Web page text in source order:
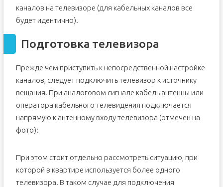
каналов на телевизоре (для кабельных каналов все
будет идентично).
Подготовка телевизора
Прежде чем приступить к непосредственной настройке
каналов, следует подключить телевизор к источнику
вещания. При аналоговом сигнале кабель антенны или
оператора кабельного телевидения подключается
напрямую к антенному входу телевизора (отмечен на
фото):
При этом стоит отдельно рассмотреть ситуацию, при
которой в квартире используется более одного
телевизора. В таком случае для подключения